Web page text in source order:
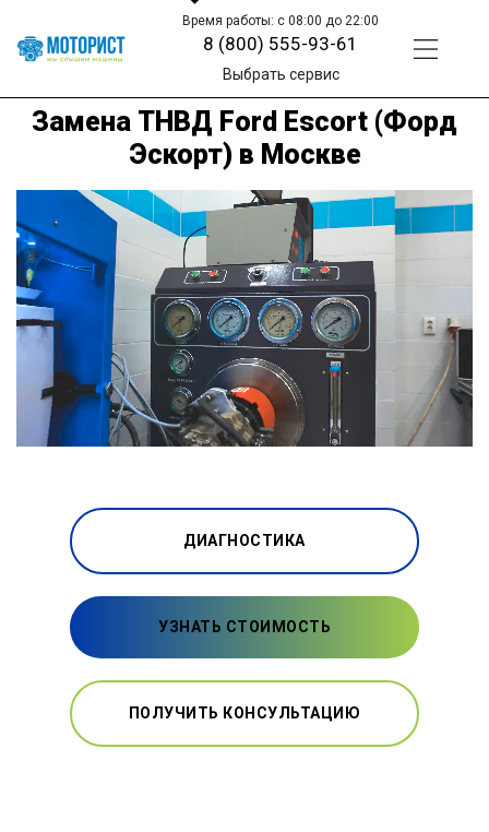
Время работы: с 08:00 до 22:00
8 (800) 555-93-61
Выбрать сервис
Замена ТНВД Ford Escort (Форд
Эскорт) в Москве
ДИАГНОСТИКА
УЗНАТЬ СТОИМОСТЬ
ПОЛУЧИТЬ КОНСУЛЬТАЦИЮ